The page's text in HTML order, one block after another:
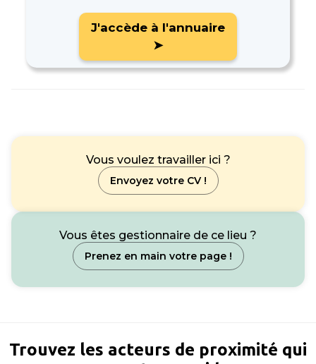
J'accède à l'annuaire
➤
Vous voulez travailler ici ?
Envoyez votre CV !
Vous êtes gestionnaire de ce lieu ?
Prenez en main votre page !
Trouvez les acteurs de proximité qui